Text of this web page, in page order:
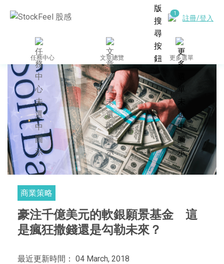
註冊/登入
任務中心 文章總覽 更多選單
商業策略
豪注千億美元的軟銀願景基金 這
是瘋狂撒錢還是勾勒未來？
最近更新時間： 04 March, 2018